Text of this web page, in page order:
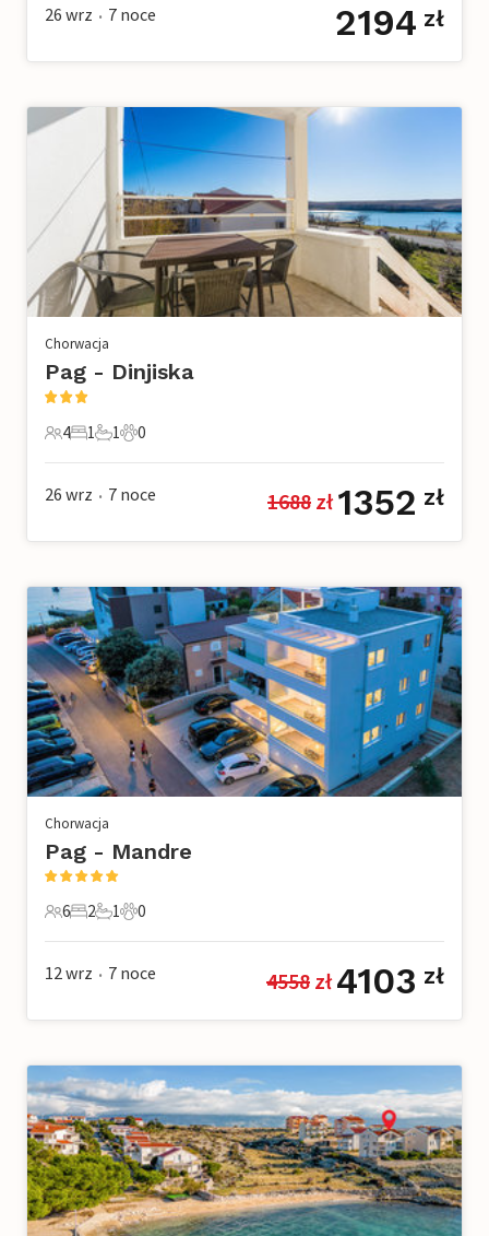
26 wrz • 7 noce 2194 zł
Chorwacja
Pag - Dinjiska
4 Goście
4
1 Sypialnia
1
1 Łazienka
1
0 Zwierzęta domowe
0
26 wrz • 7 noce 1688 zł 1352 zł
Chorwacja
Pag - Mandre
6 Goście
6
2 Sypialnie
2
1 Łazienka
1
0 Zwierzęta domowe
0
12 wrz • 7 noce 4558 zł 4103 zł